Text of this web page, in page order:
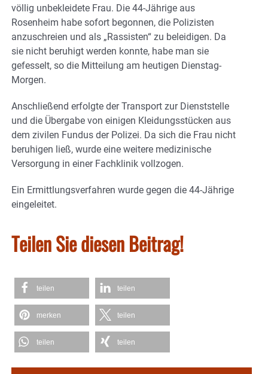
völlig unbekleidete Frau. Die 44-Jährige aus
Rosenheim habe sofort begonnen, die Polizisten
anzuschreien und als „Rassisten“ zu beleidigen. Da
sie nicht beruhigt werden konnte, habe man sie
gefesselt, so die Mitteilung am heutigen Dienstag-
Morgen.
Anschließend erfolgte der Transport zur Dienststelle
und die Übergabe von einigen Kleidungsstücken aus
dem zivilen Fundus der Polizei. Da sich die Frau nicht
beruhigen ließ, wurde eine weitere medizinische
Versorgung in einer Fachklinik vollzogen.
Ein Ermittlungsverfahren wurde gegen die 44-Jährige
eingeleitet.
Teilen Sie diesen Beitrag!
teilen teilen
merken teilen
teilen teilen